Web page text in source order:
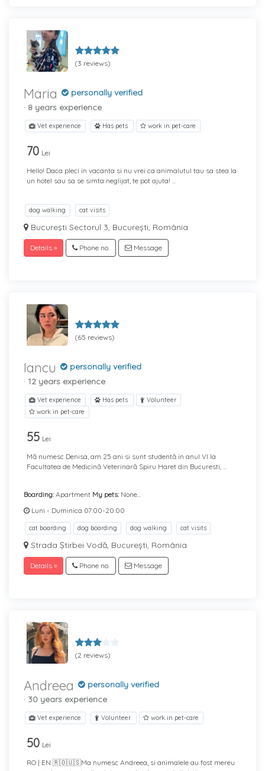
(3 reviews)
Maria
personally verified
· 8 years experience
Vet experience Has pets work in pet-care
70 Lei
Hello! Daca pleci in vacanta si nu vrei ca animalutul tau sa stea la
un hotel sau sa se simta neglijat, te pot ajuta! ...
dog walking cat visits
Bucureşti Sectorul 3, București, România
Details » Phone no. Message
(65 reviews)
Iancu
personally verified
· 12 years experience
Vet experience Has pets
Volunteer
work in pet-care
55 Lei
Mă numesc Denisa, am 25 ani si sunt studentă in anul VI la
Facultatea de Medicină Veterinară Spiru Haret din Bucuresti, ...
Boarding: Apartment My pets: None...
Luni - Duminica 07:00-20:00
cat boarding dog boarding dog walking cat visits
Strada Știrbei Vodă, București, România
Details » Phone no. Message
(2 reviews)
Andreea
personally verified
· 30 years experience
Vet experience Volunteer work in pet-care
50 Lei
RO | EN 🇷🇴🇺🇸Ma numesc Andreea, si animalele au fost mereu